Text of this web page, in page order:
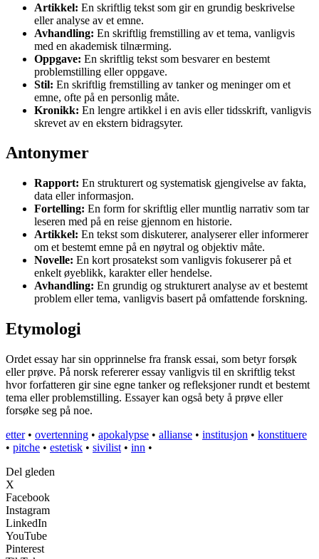
Artikkel: En skriftlig tekst som gir en grundig beskrivelse
eller analyse av et emne.
Avhandling: En skriftlig fremstilling av et tema, vanligvis
med en akademisk tilnærming.
Oppgave: En skriftlig tekst som besvarer en bestemt
problemstilling eller oppgave.
Stil: En skriftlig fremstilling av tanker og meninger om et
emne, ofte på en personlig måte.
Kronikk: En lengre artikkel i en avis eller tidsskrift, vanligvis
skrevet av en ekstern bidragsyter.
Antonymer
Rapport: En strukturert og systematisk gjengivelse av fakta,
data eller informasjon.
Fortelling: En form for skriftlig eller muntlig narrativ som tar
leseren med på en reise gjennom en historie.
Artikkel: En tekst som diskuterer, analyserer eller informerer
om et bestemt emne på en nøytral og objektiv måte.
Novelle: En kort prosatekst som vanligvis fokuserer på et
enkelt øyeblikk, karakter eller hendelse.
Avhandling: En grundig og strukturert analyse av et bestemt
problem eller tema, vanligvis basert på omfattende forskning.
Etymologi
Ordet essay har sin opprinnelse fra fransk essai, som betyr forsøk
eller prøve. På norsk refererer essay vanligvis til en skriftlig tekst
hvor forfatteren gir sine egne tanker og refleksjoner rundt et bestemt
tema eller problemstilling. Essayer kan også bety å prøve eller
forsøke seg på noe.
etter• overtenning • apokalypse • allianse • institusjon • konstituere
• pitche • estetisk • sivilist • inn •
Del gleden
X
Facebook
Instagram
LinkedIn
YouTube
Pinterest